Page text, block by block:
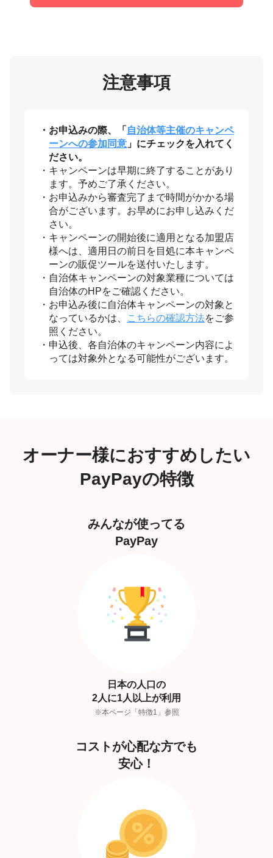
注意事項
お申込みの際、「 自治体等主催のキャンペ
ーンへの参加同意 」にチェックを入れてく
ださい。
キャンペーンは早期に終了することがあり
ます。予めご了承ください。
お申込みから審査完了まで時間がかかる場
合がございます。お早めにお申し込みくだ
さい。
キャンペーンの開始後に適用となる加盟店
様へは、適用日の前日を目処に本キャンペ
ーンの販促ツールを送付いたします。
自治体キャンペーンの対象業種については
自治体のHPをご確認ください。
お申込み後に自治体キャンペーンの対象と
なっているかは、
こちらの確認方法をご参
照ください。
申込後、各自治体のキャンペーン内容によ
っては対象外となる可能性がございます。
オーナー様におすすめしたい
PayPayの特徴
みんなが使ってる
PayPay
日本の人口の
2人に1人以上が利用
※本ページ「特徴1」参照
コストが心配な方でも
安心！